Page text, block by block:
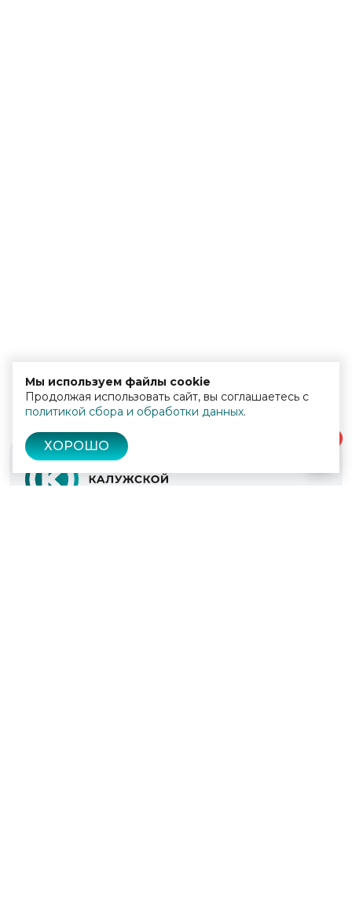
Мы используем файлы cookie
Продолжая использовать сайт, вы соглашаетесь с
политикой сбора и обработки данных.
ХОРОШО